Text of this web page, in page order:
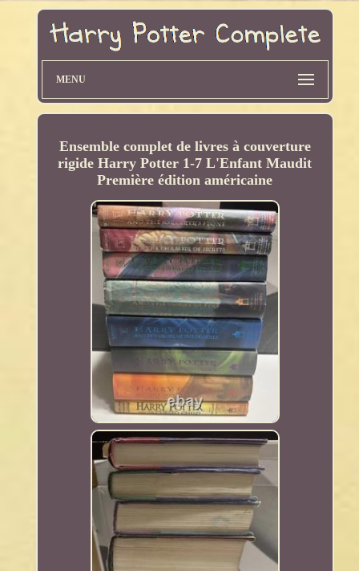
MENU
Ensemble complet de livres à couverture
rigide Harry Potter 1-7 L'Enfant Maudit
Première édition américaine